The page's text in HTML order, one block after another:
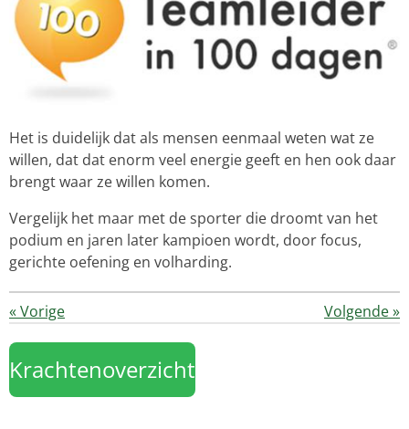
Het is duidelijk dat als mensen eenmaal weten wat ze
willen, dat dat enorm veel energie geeft en hen ook daar
brengt waar ze willen komen.
Vergelijk het maar met de sporter die droomt van het
podium en jaren later kampioen wordt, door focus,
gerichte oefening en volharding.
«Vorige Volgende»
Krachtenoverzicht